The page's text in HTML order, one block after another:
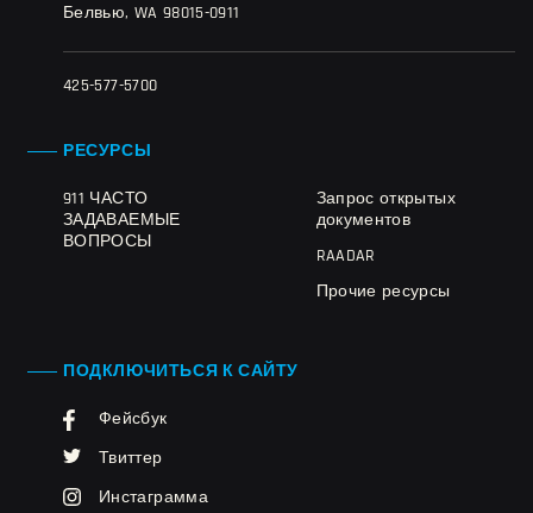
Белвью, WA 98015-0911
425-577-5700
РЕСУРСЫ
911 ЧАСТО
ЗАДАВАЕМЫЕ
ВОПРОСЫ
Запрос открытых
документов
RAADAR
Прочие ресурсы
ПОДКЛЮЧИТЬСЯ К САЙТУ
Фейсбук
Твиттер
Инстаграмма